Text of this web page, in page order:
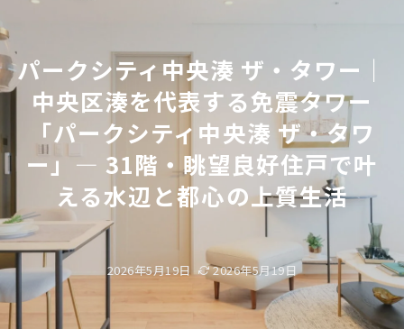
パークシティ中央湊 ザ・タワー｜
中央区湊を代表する免震タワー
「パークシティ中央湊 ザ・タワ
ー」― 31階・眺望良好住戸で叶
える水辺と都心の上質生活
2026年5月19日 2026年5月19日